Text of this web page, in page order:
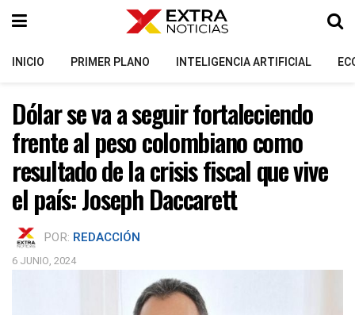
INICIO PRIMER PLANO INTELIGENCIA ARTIFICIAL
Dólar se va a seguir fortaleciendo
frente al peso colombiano como
resultado de la crisis fiscal que vive
el país: Joseph Daccarett
POR: REDACCIÓN
6 JUNIO, 2024